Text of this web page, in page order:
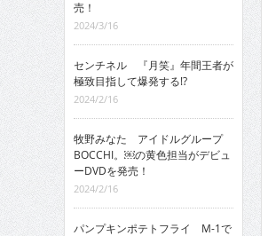
売！
2024/3/16
センチネル 『月笑』年間王者が
極致目指して爆発する!?
2024/2/16
牧野みなた アイドルグループ
BOCCHI。￼の黄色担当がデビュ
ーDVDを発売！
2024/2/16
パンプキンポテトフライ M-1で